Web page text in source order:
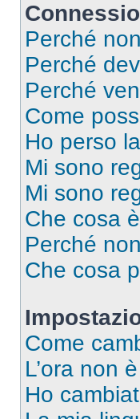
Perché
Perché
Perché
Come
Ho perso
Mi sono
Mi sono
Che cosa
Perché
Che cosa
Come
L’ora non
Ho